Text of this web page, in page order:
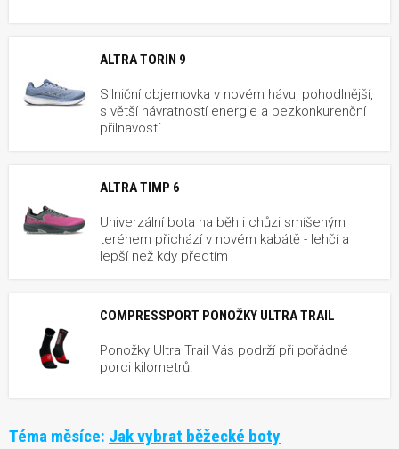
ALTRA TORIN 9
Silniční objemovka v novém hávu, pohodlnější,
s větší návratností energie a bezkonkurenční
přilnavostí.
ALTRA TIMP 6
Univerzální bota na běh i chůzi smíšeným
terénem přichází v novém kabátě - lehčí a
lepší než kdy předtím
COMPRESSPORT PONOŽKY ULTRA TRAIL
Ponožky Ultra Trail Vás podrží při pořádné
porci kilometrů!
Téma měsíce: Jak vybrat běžecké boty